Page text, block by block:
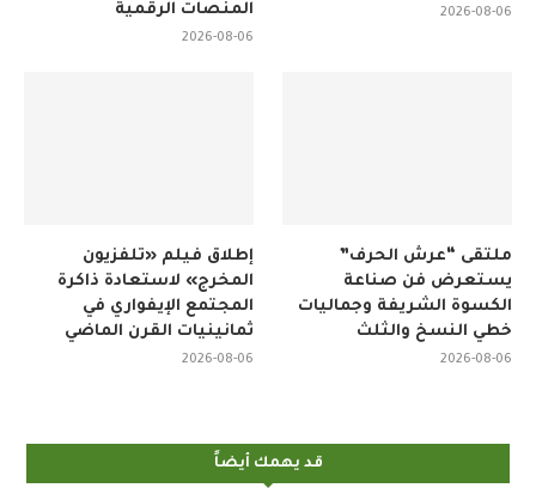
المنصات الرقمية
2026-08-06
2026-08-06
إطلاق فيلم «تلفزيون
المخرج» لاستعادة ذاكرة
المجتمع الإيفواري في
ثمانينيات القرن الماضي
2026-08-06
ملتقى “عرش الحرف”
يستعرض فن صناعة
الكسوة الشريفة وجماليات
خطي النسخ والثلث
2026-08-06
قد يهمك أيضاً